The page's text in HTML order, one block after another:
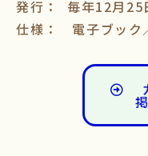
発行： 毎年12月25
仕様： 電子ブック